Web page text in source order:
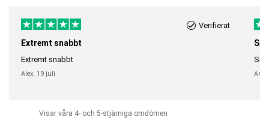
Verifierat
Extremt snabbt
Extremt snabbt
Alex, 19 juli
Visar våra 4- och 5-stjärniga omdömen